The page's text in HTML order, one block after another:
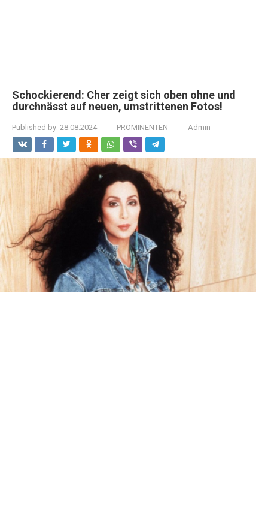
Schockierend: Cher zeigt sich oben ohne und
durchnässt auf neuen, umstrittenen Fotos!
Published by: 28.08.2024 PROMINENTEN Admin